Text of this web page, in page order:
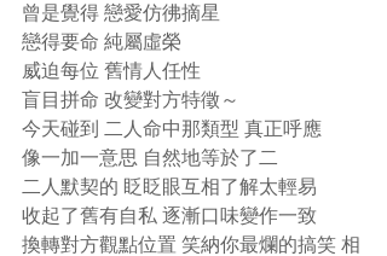
曾是覺得 戀愛仿彿摘星
戀得要命 純屬虛榮
威迫每位 舊情人任性
盲目拼命 改變對方特徵～
今天碰到 二人命中那類型 真正呼應
像一加一意思 自然地等於了二
二人默契的 眨眨眼互相了解太輕易
收起了舊有自私 逐漸口味變作一致
換轉對方觀點位置 笑納你最爛的搞笑 相